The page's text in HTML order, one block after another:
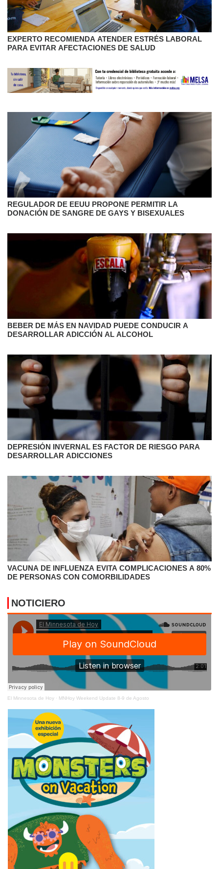
EXPERTO RECOMIENDA ATENDER ESTRÉS LABORAL
PARA EVITAR AFECTACIONES DE SALUD
REGULADOR DE EEUU PROPONE PERMITIR LA
DONACIÓN DE SANGRE DE GAYS Y BISEXUALES
BEBER DE MÁS EN NAVIDAD PUEDE CONDUCIR A
DESARROLLAR ADICCIÓN AL ALCOHOL
DEPRESIÓN INVERNAL ES FACTOR DE RIESGO PARA
DESARROLLAR ADICCIONES
VACUNA DE INFLUENZA EVITA COMPLICACIONES A 80%
DE PERSONAS CON COMORBILIDADES
NOTICIERO
El Minnesota de Hoy · MNHoy Weekend Update 8-9 de Agosto